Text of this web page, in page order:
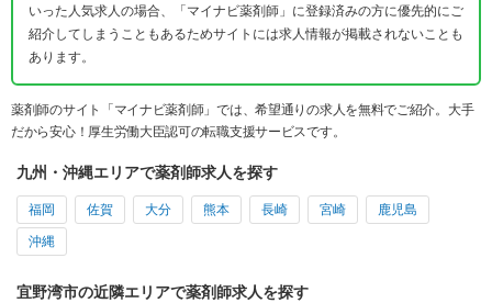
いった人気求人の場合、「マイナビ薬剤師」に登録済みの方に優先的にご
紹介してしまうこともあるためサイトには求人情報が掲載されないことも
あります。
薬剤師のサイト「マイナビ薬剤師」では、希望通りの求人を無料でご紹介。大手
だから安心！厚生労働大臣認可の転職支援サービスです。
九州・沖縄エリアで薬剤師求人を探す
福岡 佐賀 大分 熊本 長崎 宮崎 鹿児島
沖縄
宜野湾市の近隣エリアで薬剤師求人を探す